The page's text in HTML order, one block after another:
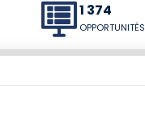
1 374
OPPORTUNITÉS